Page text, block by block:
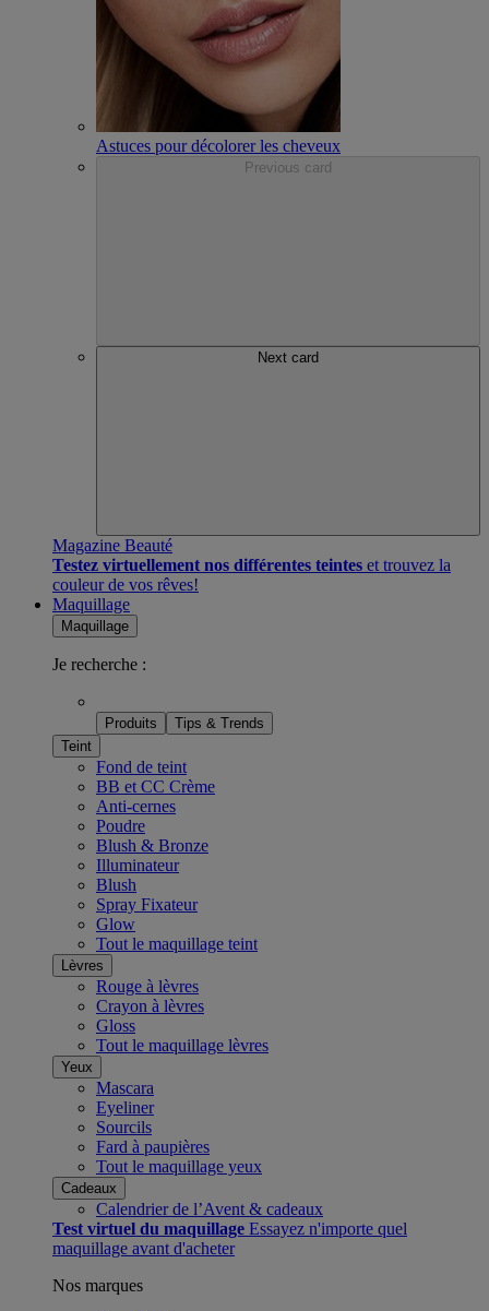
Astuces pour décolorer les cheveux
Previous card
Next card
Magazine Beauté
Testez virtuellement nos différentes teintes et trouvez la
couleur de vos rêves!
Maquillage
Maquillage
Je recherche :
Produits
Tips & Trends
Teint
Fond de teint
BB et CC Crème
Anti-cernes
Poudre
Blush & Bronze
Illuminateur
Blush
Spray Fixateur
Glow
Tout le maquillage teint
Lèvres
Rouge à lèvres
Crayon à lèvres
Gloss
Tout le maquillage lèvres
Yeux
Mascara
Eyeliner
Sourcils
Fard à paupières
Tout le maquillage yeux
Cadeaux
Calendrier de l’Avent & cadeaux​
Test virtuel du maquillage Essayez n'importe quel
maquillage avant d'acheter
Nos marques